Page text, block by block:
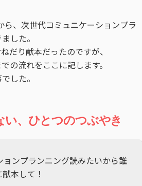
ら、次世代コミュニケーションプラ
した。
だり献本だったのですが、
の流れをここに記します。
した。
、ひとつのつぶやき
ョンプランニング読みたいから誰
献本して！